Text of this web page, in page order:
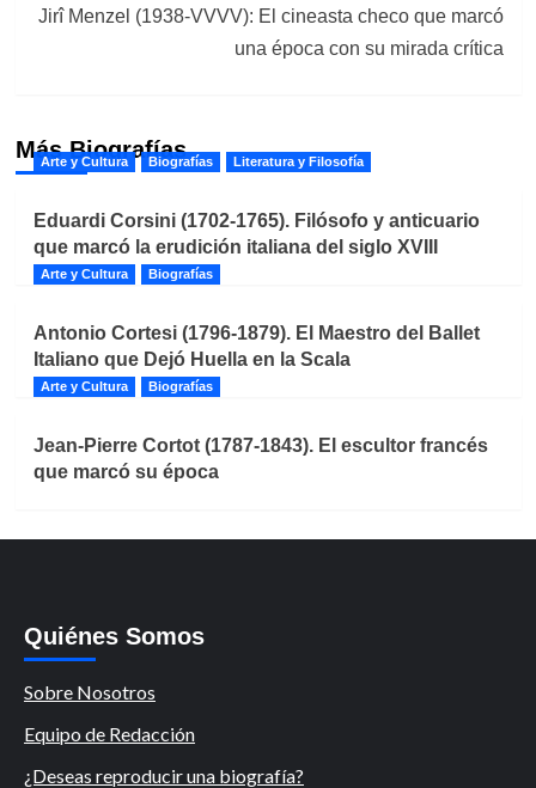
Jirî Menzel (1938-VVVV): El cineasta checo que marcó
una época con su mirada crítica
Más Biografías
Arte y Cultura Biografías Literatura y Filosofía
Eduardi Corsini (1702-1765). Filósofo y anticuario
que marcó la erudición italiana del siglo XVIII
Arte y Cultura Biografías
Antonio Cortesi (1796-1879). El Maestro del Ballet
Italiano que Dejó Huella en la Scala
Arte y Cultura Biografías
Jean-Pierre Cortot (1787-1843). El escultor francés
que marcó su época
Quiénes Somos
Sobre Nosotros
Equipo de Redacción
¿Deseas reproducir una biografía?